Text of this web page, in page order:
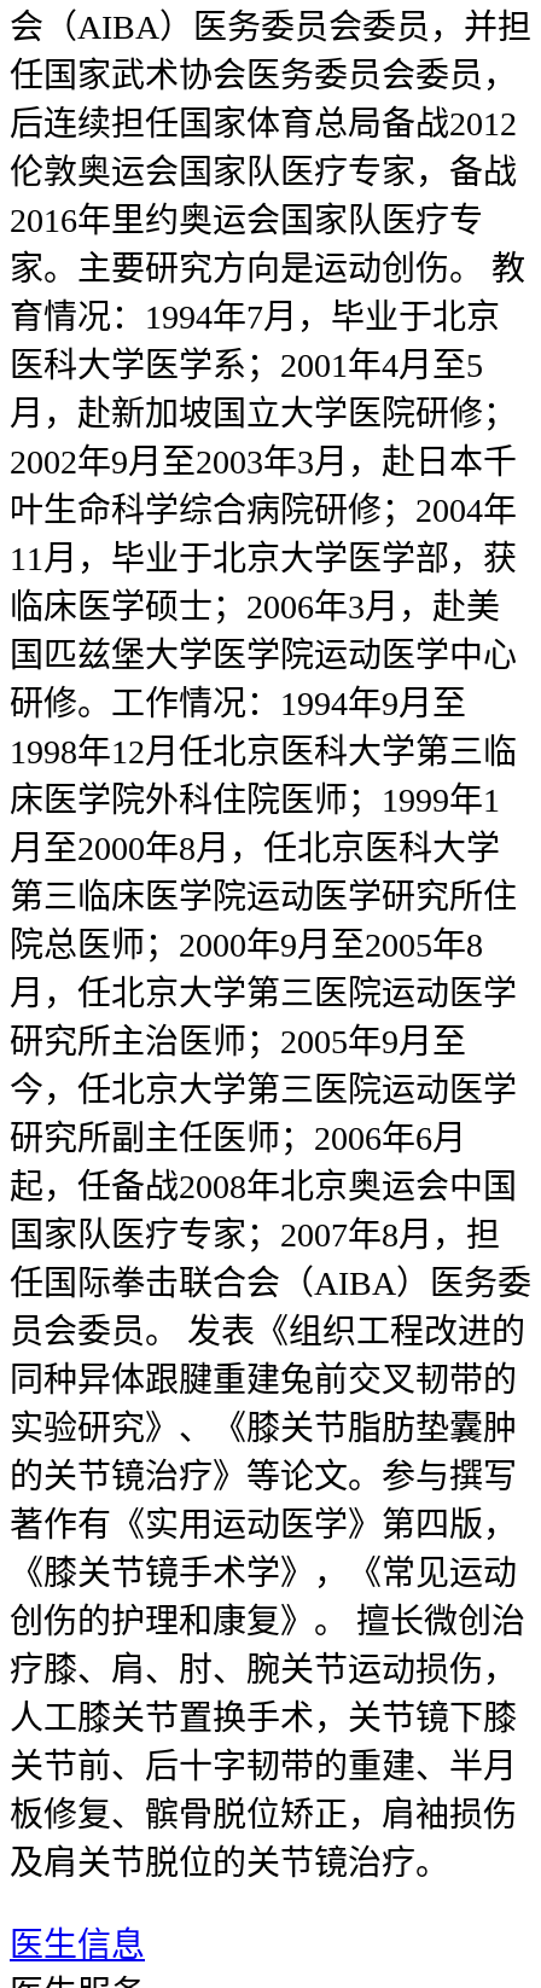
会（AIBA）医务委员会委员，并担
任国家武术协会医务委员会委员，
后连续担任国家体育总局备战2012
伦敦奥运会国家队医疗专家，备战
2016年里约奥运会国家队医疗专
家。主要研究方向是运动创伤。 教
育情况：1994年7月，毕业于北京
医科大学医学系；2001年4月至5
月，赴新加坡国立大学医院研修；
2002年9月至2003年3月，赴日本千
叶生命科学综合病院研修；2004年
11月，毕业于北京大学医学部，获
临床医学硕士；2006年3月，赴美
国匹兹堡大学医学院运动医学中心
研修。工作情况：1994年9月至
1998年12月任北京医科大学第三临
床医学院外科住院医师；1999年1
月至2000年8月，任北京医科大学
第三临床医学院运动医学研究所住
院总医师；2000年9月至2005年8
月，任北京大学第三医院运动医学
研究所主治医师；2005年9月至
今，任北京大学第三医院运动医学
研究所副主任医师；2006年6月
起，任备战2008年北京奥运会中国
国家队医疗专家；2007年8月，担
任国际拳击联合会（AIBA）医务委
员会委员。 发表《组织工程改进的
同种异体跟腱重建兔前交叉韧带的
实验研究》、《膝关节脂肪垫囊肿
的关节镜治疗》等论文。参与撰写
著作有《实用运动医学》第四版，
《膝关节镜手术学》，《常见运动
创伤的护理和康复》。 擅长微创治
疗膝、肩、肘、腕关节运动损伤，
人工膝关节置换手术，关节镜下膝
关节前、后十字韧带的重建、半月
板修复、髌骨脱位矫正，肩袖损伤
及肩关节脱位的关节镜治疗。
医生信息